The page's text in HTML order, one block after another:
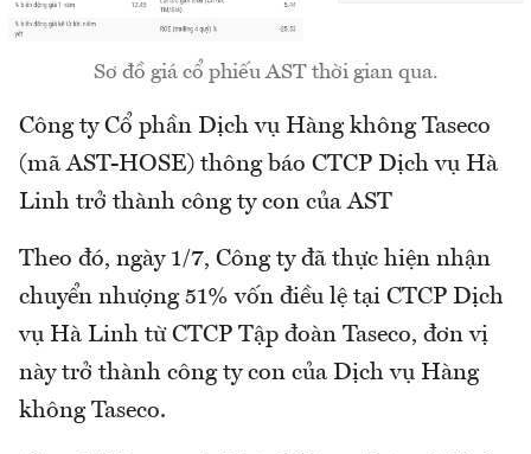
Sơ đồ giá cổ phiếu AST thời gian qua.
Công ty Cổ phần Dịch vụ Hàng không Taseco
(mã AST-HOSE) thông báo CTCP Dịch vụ Hà
Linh trở thành công ty con của AST
Theo đó, ngày 1/7, Công ty đã thực hiện nhận
chuyển nhượng 51% vốn điều lệ tại CTCP Dịch
vụ Hà Linh từ CTCP Tập đoàn Taseco, đơn vị
này trở thành công ty con của Dịch vụ Hàng
không Taseco.